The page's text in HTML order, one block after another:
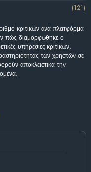
(121)
κριτικών ανά πλατφόρμα
πώς διαμορφώθηκε ο
υπηρεσίες κριτικών,
των χρηστών σε
αποκλειστικά την